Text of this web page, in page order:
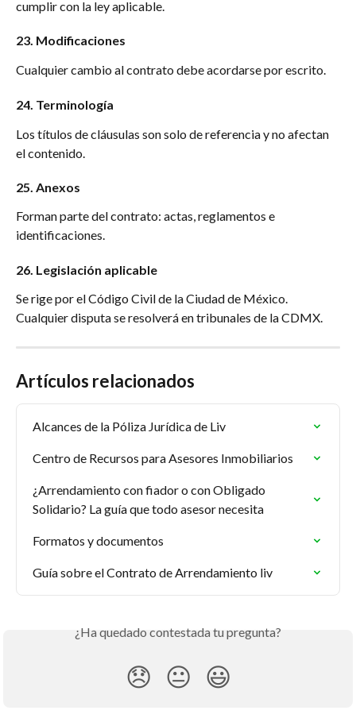
cumplir con la ley aplicable.
23. Modificaciones
Cualquier cambio al contrato debe acordarse por escrito.
24. Terminología
Los títulos de cláusulas son solo de referencia y no afectan
el contenido.
25. Anexos
Forman parte del contrato: actas, reglamentos e
identificaciones.
26. Legislación aplicable
Se rige por el Código Civil de la Ciudad de México.
Cualquier disputa se resolverá en tribunales de la CDMX.
Artículos relacionados
Alcances de la Póliza Jurídica de Liv
Centro de Recursos para Asesores Inmobiliarios
¿Arrendamiento con fiador o con Obligado
Solidario? La guía que todo asesor necesita
Formatos y documentos
Guía sobre el Contrato de Arrendamiento liv
¿Ha quedado contestada tu pregunta?
😞 😐 😃